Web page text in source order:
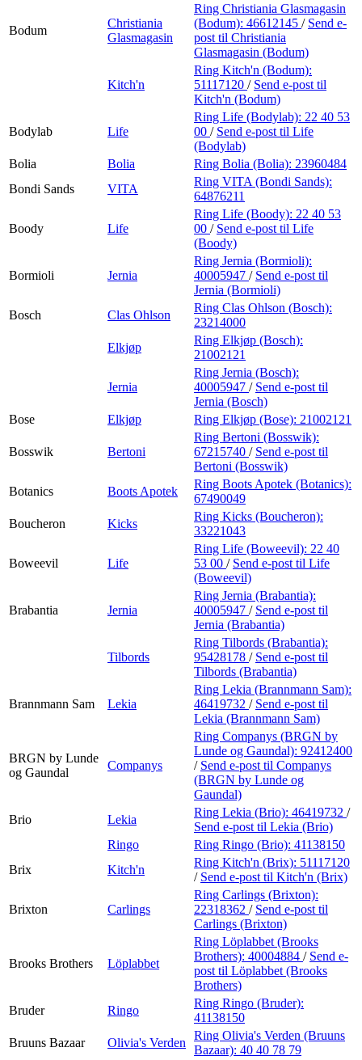
Bodum
Christiania
Glasmagasin
Ring Christiania Glasmagasin
(Bodum): 46612145 / Send e-
post til Christiania
Glasmagasin (Bodum)
Kitch'n
Ring Kitch'n (Bodum):
51117120 / Send e-post til
Kitch'n (Bodum)
Bodylab Life
Ring Life (Bodylab): 22 40 53
00 / Send e-post til Life
(Bodylab)
Bolia
Bolia Ring Bolia (Bolia): 23960484
Bondi Sands
VITA
Ring VITA (Bondi Sands):
64876211
Boody Life
Ring Life (Boody): 22 40 53
00 / Send e-post til Life
(Boody)
Bormioli Jernia
Ring Jernia (Bormioli):
40005947 / Send e-post til
Jernia (Bormioli)
Bosch
Clas Ohlson
Ring Clas Ohlson (Bosch):
23214000
Elkjøp
Ring Elkjøp (Bosch):
21002121
Jernia
Ring Jernia (Bosch):
40005947 / Send e-post til
Jernia (Bosch)
Bose
Elkjøp Ring Elkjøp (Bose): 21002121
Bosswik Bertoni
Ring Bertoni (Bosswik):
67215740 / Send e-post til
Bertoni (Bosswik)
Botanics
Boots Apotek
Ring Boots Apotek (Botanics):
67490049
Boucheron
Kicks
Ring Kicks (Boucheron):
33221043
Boweevil Life
Ring Life (Boweevil): 22 40
53 00 / Send e-post til Life
(Boweevil)
Brabantia Jernia
Ring Jernia (Brabantia):
40005947 / Send e-post til
Jernia (Brabantia)
Tilbords
Ring Tilbords (Brabantia):
95428178 / Send e-post til
Tilbords (Brabantia)
Brannmann Sam Lekia
Ring Lekia (Brannmann Sam):
46419732 / Send e-post til
Lekia (Brannmann Sam)
BRGN by Lunde
og Gaundal
Companys
Ring Companys (BRGN by
Lunde og Gaundal): 92412400
/ Send e-post til Companys
(BRGN by Lunde og
Gaundal)
Brio
Lekia
Ring Lekia (Brio): 46419732 /
Send e-post til Lekia (Brio)
Ringo
Ring Ringo (Brio): 41138150
Brix
Kitch'n
Ring Kitch'n (Brix): 51117120
/ Send e-post til Kitch'n (Brix)
Brixton Carlings
Ring Carlings (Brixton):
22318362 / Send e-post til
Carlings (Brixton)
Brooks Brothers Löplabbet
Ring Löplabbet (Brooks
Brothers): 40004884 / Send e-
post til Löplabbet (Brooks
Brothers)
Bruder
Ringo
Ring Ringo (Bruder):
41138150
Bruuns Bazaar
Olivia's Verden
Ring Olivia's Verden (Bruuns
Bazaar): 40 40 78 79